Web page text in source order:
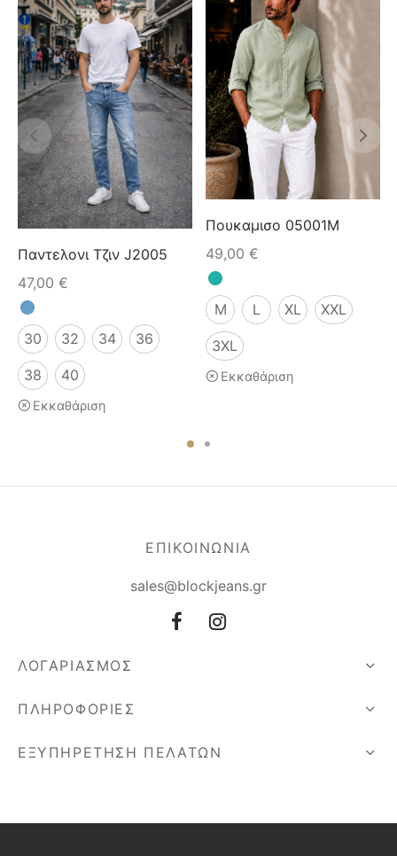
Παντελονι Τζιν J2005
47,00 €
30 32 34 36
38 40
Εκκαθάριση
Πουκαμισο 05001M
49,00 €
M L XL XXL
3XL
Εκκαθάριση
ΕΠΙΚΟΙΝΩΝΙΑ
sales@blockjeans.gr
ΛΟΓΑΡΙΑΣΜΟΣ
ΠΛΗΡΟΦΟΡΙΕΣ
ΕΞΥΠΗΡΕΤΗΣΗ ΠΕΛΑΤΩΝ